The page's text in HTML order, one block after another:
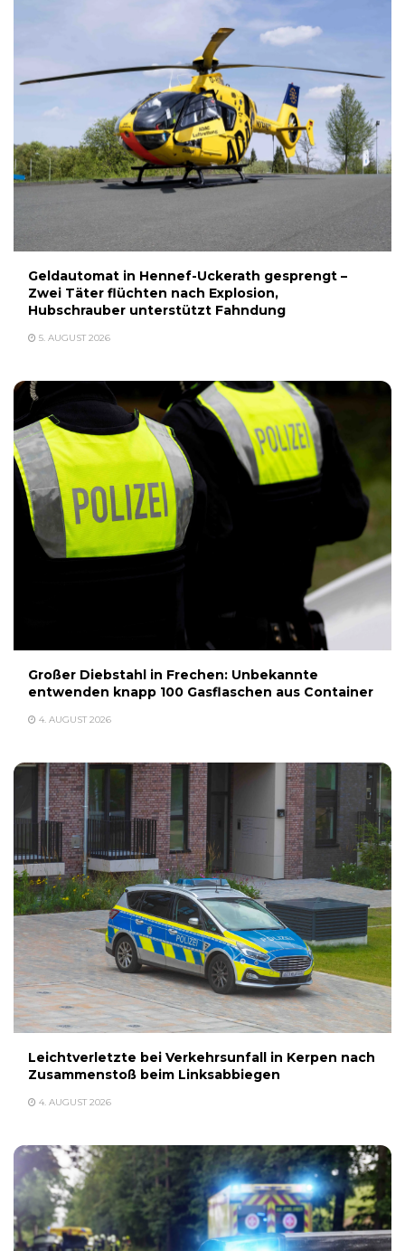
Geldautomat in Hennef-Uckerath gesprengt –
Zwei Täter flüchten nach Explosion,
Hubschrauber unterstützt Fahndung
5. AUGUST 2026
Großer Diebstahl in Frechen: Unbekannte
entwenden knapp 100 Gasflaschen aus Container
4. AUGUST 2026
Leichtverletzte bei Verkehrsunfall in Kerpen nach
Zusammenstoß beim Linksabbiegen
4. AUGUST 2026